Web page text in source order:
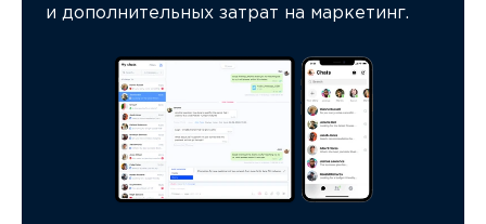
и дополнительных затрат на маркетинг.